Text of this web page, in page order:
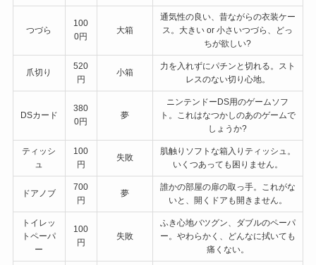
つづら
100
0円
大箱
通気性の良い、昔ながらの衣装ケー
ス。大きい or 小さいつづら、どっ
ちが欲しい?
爪切り
520
円
小箱
力を入れずにパチンと切れる。スト
レスのない切り心地。
DSカード
380
0円
夢
ニンテンドーDS用のゲームソフ
ト。これはなつかしのあのゲームで
しょうか?
ティッシ
ュ
100
円
失敗
肌触りソフトな箱入りティッシュ。
いくつあっても困りません。
ドアノブ
700
円
夢
誰かの部屋の扉の取っ手。これがな
いと、開くドアも開きません。
トイレッ
トペーパ
ー
100
円
失敗
ふき心地バツグン、ダブルのペーパ
ー。やわらかく、どんなに拭いても
痛くない。